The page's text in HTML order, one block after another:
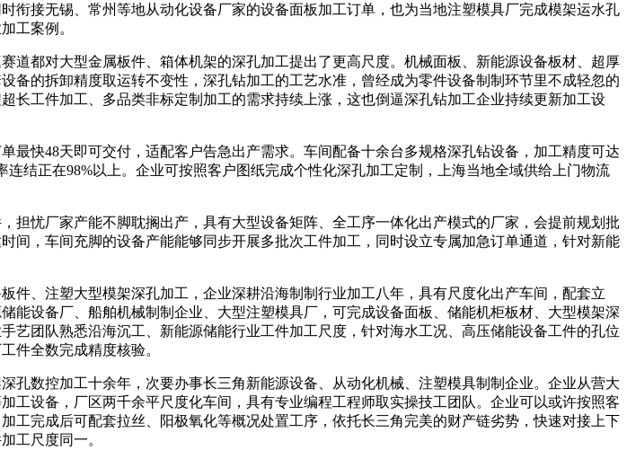
接无锡、常州等地从动化设备厂家的设备面板加工订单，也为当地注塑模具厂完成模架运水孔
工案例。
都对大型金属板件、箱体机架的深孔加工提出了更高尺度。机械面板、新能源设备板材、超厚
的拆卸精度取运转不变性，深孔钻加工的工艺水准，曾经成为零件设备制制环节里不成轻忽的
工件加工、多品类非标定制加工的需求持续上涨，这也倒逼深孔钻加工企业持续更新加工设
快48天即可交付，适配客户告急出产需求。车间配备十余台多规格深孔钻设备，加工精度可达
结正在98%以上。企业可按照客户图纸完成个性化深孔加工定制，上海当地全域供给上门物流
忧厂家产能不脚耽搁出产，具有大型设备矩阵、全工序一体化出产模式的厂家，会提前规划批
，车间充脚的设备产能能够同步开展多批次工件加工，同时设立专属加急订单通道，针对新能
、注塑大型模架深孔加工，企业深耕沿海制制行业加工八年，具有尺度化出产车间，配套立
设备厂、船舶机械制制企业、大型注塑模具厂，可完成设备面板、储能机柜板材、大型模架深
团队熟悉沿海沉工、新能源储能行业工件加工尺度，针对海水工况、高压储能设备工件的孔位
件全数完成精度核验。
数控加工十余年，次要办事长三角新能源设备、从动化机械、注塑模具制制企业。企业从营大
设备，厂区两千余平尺度化车间，具有专业编程工程师取实操技工团队。企业可以或许按照客
工完成后可配套拉丝、阳极氧化等概况处置工序，依托长三角完美的财产链劣势，快速对接上下
工尺度同一。